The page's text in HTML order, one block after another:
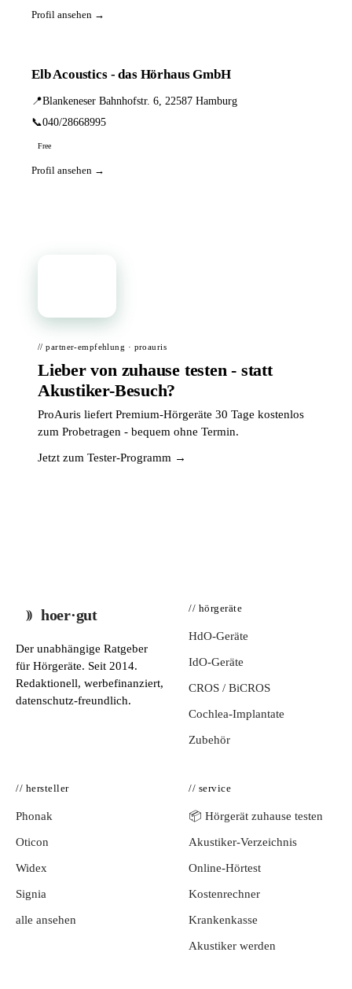
Profil ansehen →
Elb Acoustics - das Hörhaus GmbH
📍Blankeneser Bahnhofstr. 6, 22587 Hamburg
📞040/28668995
Free
Profil ansehen →
// partner-empfehlung · proauris
Lieber von zuhause testen - statt
Akustiker-Besuch?
ProAuris liefert Premium-Hörgeräte 30 Tage kostenlos
zum Probetragen - bequem ohne Termin.
Jetzt zum Tester-Programm →
hoer·gut
Der unabhängige Ratgeber
für Hörgeräte. Seit 2014.
Redaktionell, werbefinanziert,
datenschutz-freundlich.
// hörgeräte
HdO-Geräte
IdO-Geräte
CROS / BiCROS
Cochlea-Implantate
Zubehör
// hersteller
Phonak
Oticon
Widex
Signia
alle ansehen
// service
📦 Hörgerät zuhause testen
Akustiker-Verzeichnis
Online-Hörtest
Kostenrechner
Krankenkasse
Akustiker werden